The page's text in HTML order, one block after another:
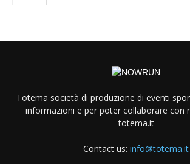
Totema società di produzione di eventi
informazioni e per poter collaborare con
totema.it
Contact us: info@totema.it